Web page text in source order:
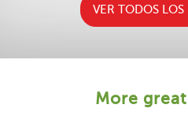
VER TODOS
More